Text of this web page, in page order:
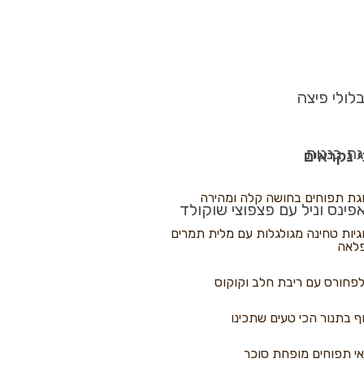
פיצה
בננות
וניל עם פצפוצי שוקולד
נקראים
תפוחים בחושה קלה ומהירה
טחינה מגולגלות עם מלית תמרים
עם ריבת חלב וקוקוס
בתנור הכי טעים שתכינו
תפוחים מופחת סוכר